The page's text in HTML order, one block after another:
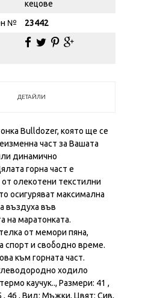
кецове
№
23442
ДЕТАЙЛИ
Bulldozer, която ще се
част за Вашата
динамично
горна част е
олекотени текстилни
осигуряват максимална
въздуха във
на маратонката.
от мемори пяна,
спорт и свободно време.
към горната част.
ходило
каучук.., Размери: 41 ,
, 46 , Вид: Мъжки, Цвят: Сив,